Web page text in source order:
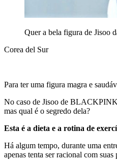
Quer a bela figura de Jisoo
Corea del Sur
Para ter uma figura magra e
No caso de Jisoo de BLACKPINK,
mas qual é o segredo dela?
Esta é a dieta e a rotina de
Há algum tempo, durante uma
apenas tenta ser racional com